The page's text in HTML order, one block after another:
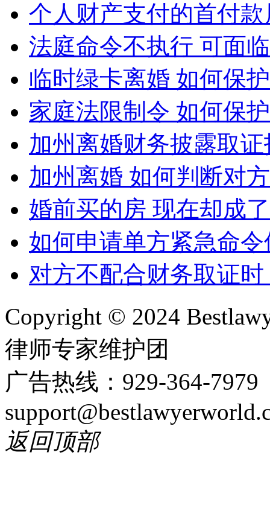
个人财产支付的首付
法庭命令不执行 可面
临时绿卡离婚 如何保
家庭法限制令 如何保
加州离婚财务披露取证
加州离婚 如何判断对
婚前买的房 现在却成
如何申请单方紧急命
对方不配合财务取证
Copyright © 2024
律师专家维护团
广告热线：929-364-
返回顶部